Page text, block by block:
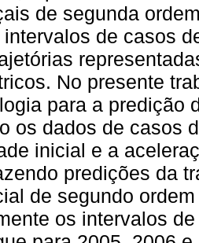
de segunda
intervalos de casos
No presente
para a predição
os dados de casos
inicial e a
predições da
de segundo
os intervalos